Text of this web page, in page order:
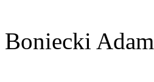
Boniecki Adam